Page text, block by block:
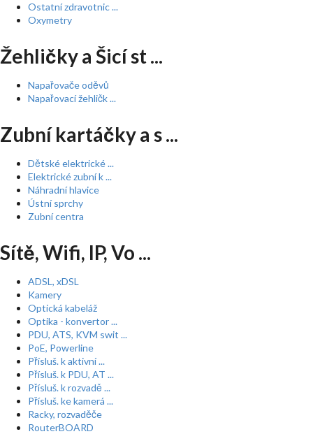
Ostatní zdravotnic ...
Oxymetry
Žehličky a Šicí st ...
Napařovače oděvů
Napařovací žehličk ...
Zubní kartáčky a s ...
Dětské elektrické ...
Elektrické zubní k ...
Náhradní hlavice
Ústní sprchy
Zubní centra
Sítě, Wifi, IP, Vo ...
ADSL, xDSL
Kamery
Optická kabeláž
Optika - konvertor ...
PDU, ATS, KVM swit ...
PoE, Powerline
Přísluš. k aktivní ...
Přísluš. k PDU, AT ...
Přísluš. k rozvadě ...
Přísluš. ke kamerá ...
Racky, rozvaděče
RouterBOARD